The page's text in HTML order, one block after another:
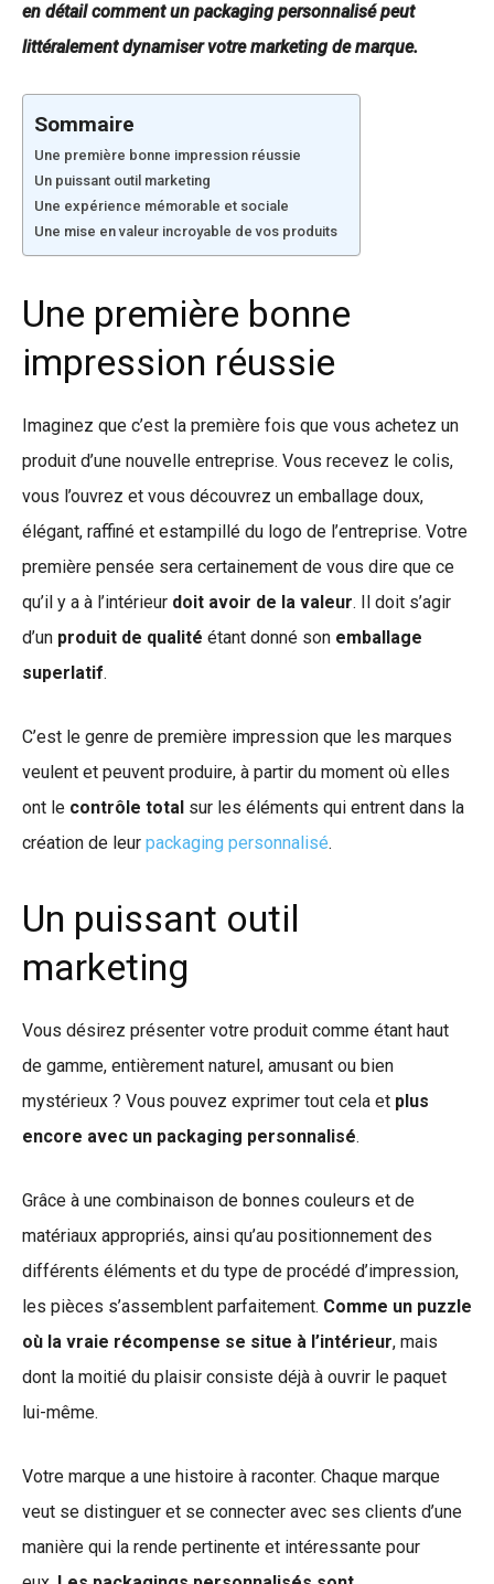
en détail comment un packaging personnalisé peut
littéralement dynamiser votre marketing de marque.
Sommaire
Une première bonne impression réussie
Un puissant outil marketing
Une expérience mémorable et sociale
Une mise en valeur incroyable de vos produits
Une première bonne
impression réussie
Imaginez que c’est la première fois que vous achetez un
produit d’une nouvelle entreprise. Vous recevez le colis,
vous l’ouvrez et vous découvrez un emballage doux,
élégant, raffiné et estampillé du logo de l’entreprise. Votre
première pensée sera certainement de vous dire que ce
qu’il y a à l’intérieur doit avoir de la valeur. Il doit s’agir
d’un produit de qualité étant donné son emballage
superlatif.
C’est le genre de première impression que les marques
veulent et peuvent produire, à partir du moment où elles
ont le contrôle total sur les éléments qui entrent dans la
création de leur packaging personnalisé.
Un puissant outil
marketing
Vous désirez présenter votre produit comme étant haut
de gamme, entièrement naturel, amusant ou bien
mystérieux ? Vous pouvez exprimer tout cela et plus
encore avec un packaging personnalisé.
Grâce à une combinaison de bonnes couleurs et de
matériaux appropriés, ainsi qu’au positionnement des
différents éléments et du type de procédé d’impression,
les pièces s’assemblent parfaitement. Comme un puzzle
où la vraie récompense se situe à l’intérieur, mais
dont la moitié du plaisir consiste déjà à ouvrir le paquet
lui-même.
Votre marque a une histoire à raconter. Chaque marque
veut se distinguer et se connecter avec ses clients d’une
manière qui la rende pertinente et intéressante pour